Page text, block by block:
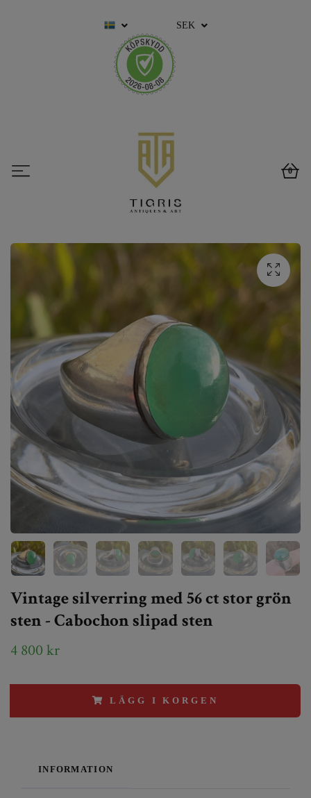
SEK
0
Vintage silverring med 56 ct stor grön
sten - Cabochon slipad sten
4 800 kr
LÄGG I KORGEN
INFORMATION